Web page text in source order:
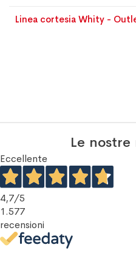
Linea cortesia Whity -
Le
Eccellente
4,7/5
1.577
recensioni